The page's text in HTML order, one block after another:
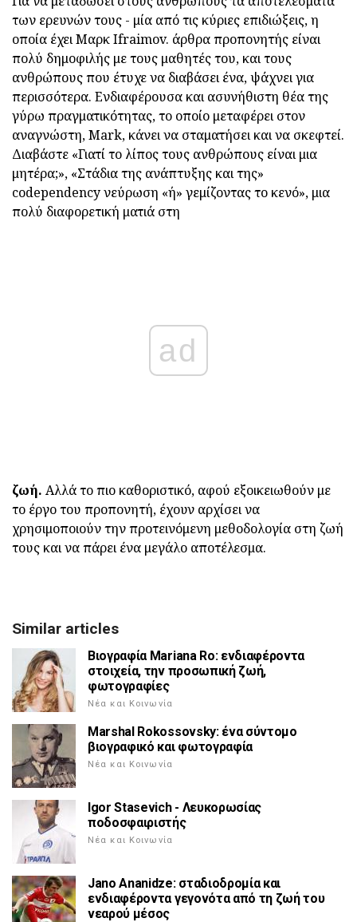
των ερευνών τους - μία από τις κύριες επιδιώξεις, η
οποία έχει Μαρκ Ifraimov. άρθρα προπονητής είναι
πολύ δημοφιλής με τους μαθητές του, και τους
ανθρώπους που έτυχε να διαβάσει ένα, ψάχνει για
περισσότερα. Ενδιαφέρουσα και ασυνήθιστη θέα της
γύρω πραγματικότητας, το οποίο μεταφέρει στον
αναγνώστη, Mark, κάνει να σταματήσει και να σκεφτεί.
Διαβάστε «Γιατί το λίπος τους ανθρώπους είναι μια
μητέρα;», «Στάδια της ανάπτυξης και της»
codependency νεύρωση «ή» γεμίζοντας το κενό», μια
πολύ διαφορετική ματιά στη
ad
ζωή. Αλλά το πιο καθοριστικό, αφού εξοικειωθούν με
το έργο του προπονητή, έχουν αρχίσει να
χρησιμοποιούν την προτεινόμενη μεθοδολογία στη ζωή
τους και να πάρει ένα μεγάλο αποτέλεσμα.
Similar articles
Βιογραφία Mariana Ro: ενδιαφέροντα
στοιχεία, την προσωπική ζωή,
φωτογραφίες
Νέα και Κοινωνία
Marshal Rokossovsky: ένα σύντομο
βιογραφικό και φωτογραφία
Νέα και Κοινωνία
Igor Stasevich - Λευκορωσίας
ποδοσφαιριστής
Νέα και Κοινωνία
Jano Ananidze: σταδιοδρομία και
ενδιαφέροντα γεγονότα από τη ζωή του
νεαρού μέσος